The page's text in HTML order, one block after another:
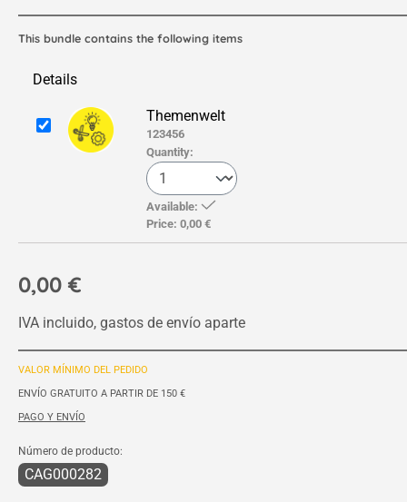
0,00 €
IVA incluido, gastos de envío aparte
This bundle contains the following items
Details
Themenwelt
123456
Quantity:
Available:
Price: 0,00 €
VALOR MÍNIMO DEL PEDIDO
ENVÍO GRATUITO A PARTIR DE 150 €
PAGO Y ENVÍO
Número de producto:
CAG000282